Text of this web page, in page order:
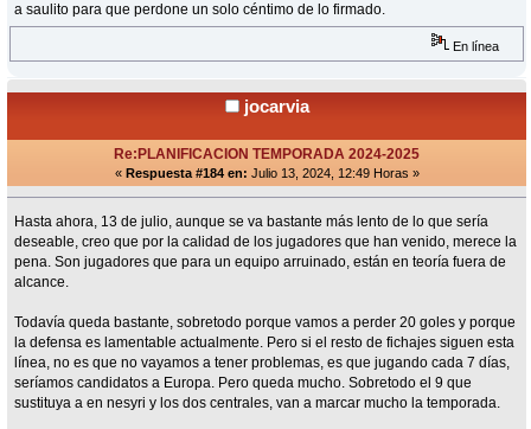
a saulito para que perdone un solo céntimo de lo firmado.
En línea
jocarvia
Re:PLANIFICACION TEMPORADA 2024-2025
« Respuesta #184 en: Julio 13, 2024, 12:49 Horas »
Hasta ahora, 13 de julio, aunque se va bastante más lento de lo que sería
deseable, creo que por la calidad de los jugadores que han venido, merece la
pena. Son jugadores que para un equipo arruinado, están en teoría fuera de
alcance.
Todavía queda bastante, sobretodo porque vamos a perder 20 goles y porque
la defensa es lamentable actualmente. Pero si el resto de fichajes siguen esta
línea, no es que no vayamos a tener problemas, es que jugando cada 7 días,
seríamos candidatos a Europa. Pero queda mucho. Sobretodo el 9 que
sustituya a en nesyri y los dos centrales, van a marcar mucho la temporada.